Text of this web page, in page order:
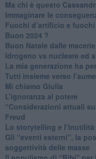
Ma chi è questo
Immaginare le
​Fuochi d’artificio e
Buon 2024 ?
​Buon Natale dalle
​Idrogeno vs nucleare ed
​La mia generazione ha
​Tutti insieme verso
Mi chiamo Giulia
L’ignoranza al potere
​“Considerazioni attuali
Freud
​Lo storytelling e
​Gli “eventi esterni”, la
soggettività delle masse